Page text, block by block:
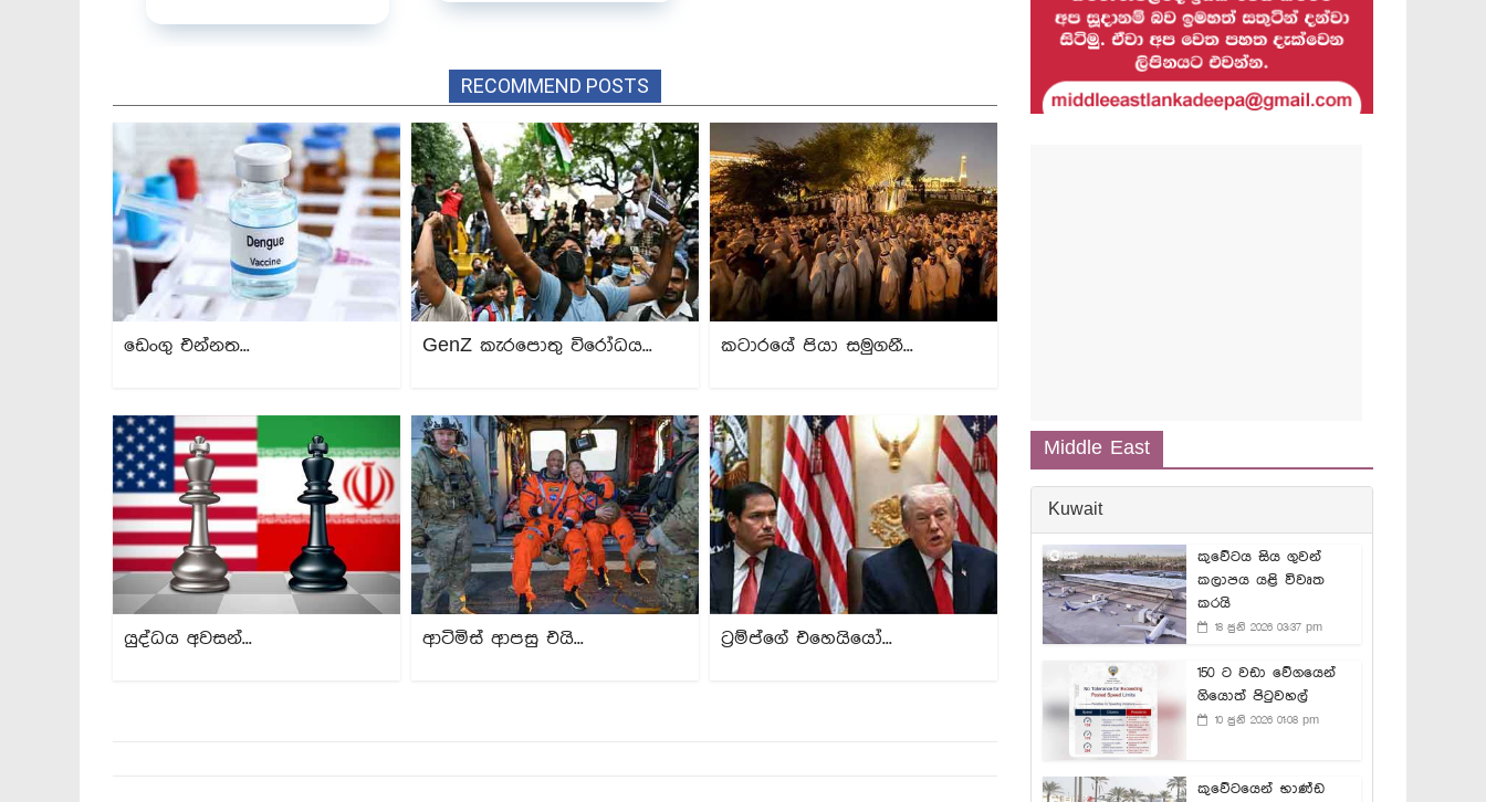
RECOMMEND POSTS
ඩෙංගු එන්නත... GenZ කැරපොතු විරෝධය... කටාරයේ පියා සමුගනී...
යුද්ධය අවසන්... ආටිමිස් ආපසු එයි... ට්‍රම්ප්ගේ එහෙයියෝ...
Middle East
Kuwait
කුවේටය සිය ගුවන්
කලාපය යළි විවෘත
කරයි
18 ජුනි 2026 03:37 pm
150 ට වඩා වේගයෙන්
ගියොත් පිටුවහල්
10 ජුනි 2026 01:08 pm
කුවේටයෙන් භාණ්ඩ